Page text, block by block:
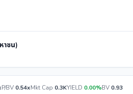
าชน)
P/BV 0.54xMkt Cap 0.3KYIELD 0.00%BV 0.93